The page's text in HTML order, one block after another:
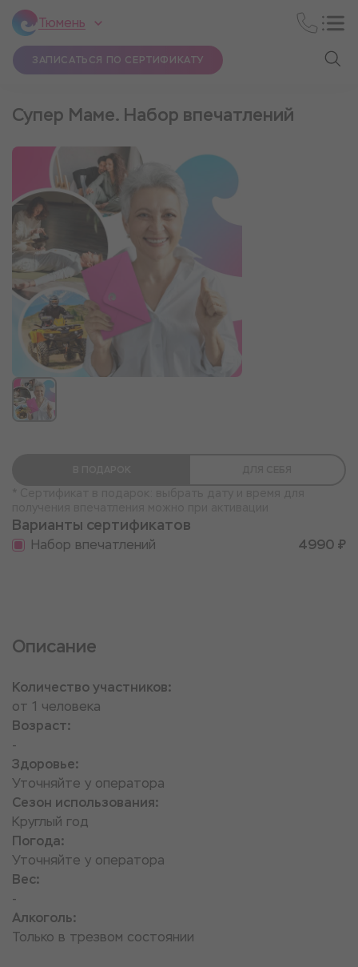
Тюмень
ЗАПИСАТЬСЯ ПО СЕРТИФИКАТУ
Супер Маме. Набор впечатлений
Варианты сертификатов
Набор впечатлений 4990 ₽
Описание
Количество участников:
от 1 человека
Возраст:
-
Здоровье:
Уточняйте у оператора
Сезон использования:
Круглый год
Погода:
Уточняйте у оператора
Вес:
-
Алкоголь:
Только в трезвом состоянии